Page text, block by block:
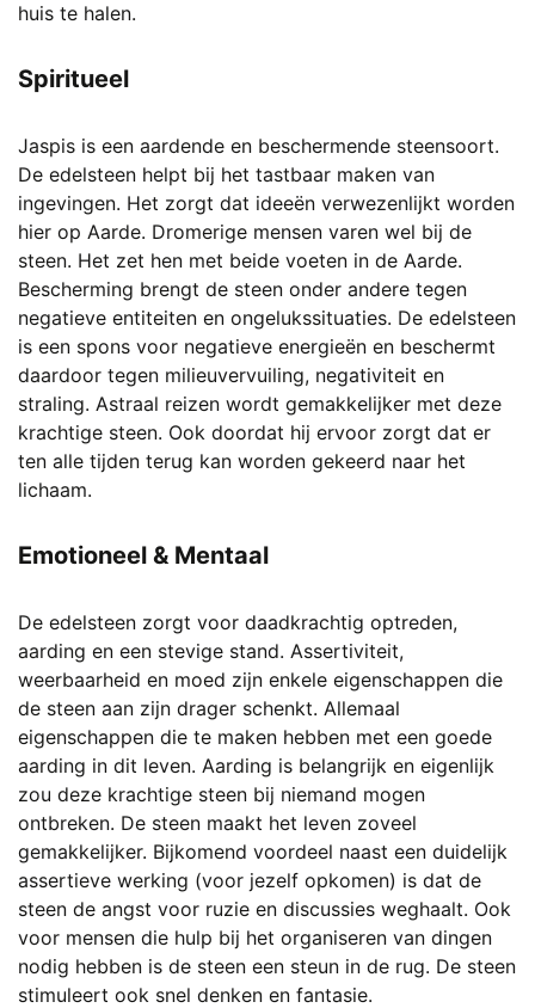
huis te halen.
Spiritueel
Jaspis is een aardende en beschermende steensoort.
De edelsteen helpt bij het tastbaar maken van
ingevingen. Het zorgt dat ideeën verwezenlijkt worden
hier op Aarde. Dromerige mensen varen wel bij de
steen. Het zet hen met beide voeten in de Aarde.
Bescherming brengt de steen onder andere tegen
negatieve entiteiten en ongelukssituaties. De edelsteen
is een spons voor negatieve energieën en beschermt
daardoor tegen milieuvervuiling, negativiteit en
straling. Astraal reizen wordt gemakkelijker met deze
krachtige steen. Ook doordat hij ervoor zorgt dat er
ten alle tijden terug kan worden gekeerd naar het
lichaam.
Emotioneel & Mentaal
De edelsteen zorgt voor daadkrachtig optreden,
aarding en een stevige stand. Assertiviteit,
weerbaarheid en moed zijn enkele eigenschappen die
de steen aan zijn drager schenkt. Allemaal
eigenschappen die te maken hebben met een goede
aarding in dit leven. Aarding is belangrijk en eigenlijk
zou deze krachtige steen bij niemand mogen
ontbreken. De steen maakt het leven zoveel
gemakkelijker. Bijkomend voordeel naast een duidelijk
assertieve werking (voor jezelf opkomen) is dat de
steen de angst voor ruzie en discussies weghaalt. Ook
voor mensen die hulp bij het organiseren van dingen
nodig hebben is de steen een steun in de rug. De steen
stimuleert ook snel denken en fantasie.